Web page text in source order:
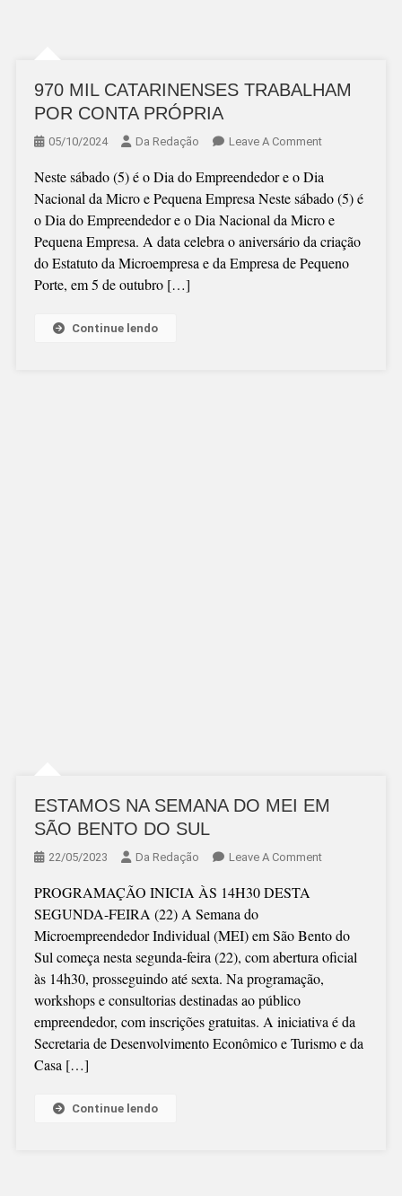
970 MIL CATARINENSES TRABALHAM
POR CONTA PRÓPRIA
05/10/2024 Da Redação Leave A CommentOn
MIL
TRABALHAM
POR
CONTA
Neste sábado (5) é o Dia do Empreendedor e o Dia
Nacional da Micro e Pequena Empresa Neste sábado (5) é
o Dia do Empreendedor e o Dia Nacional da Micro e
Pequena Empresa. A data celebra o aniversário da criação
do Estatuto da Microempresa e da Empresa de Pequeno
Porte, em 5 de outubro […]
Continue lendo
ESTAMOS NA SEMANA DO MEI EM
SÃO BENTO DO SUL
22/05/2023 Da Redação Leave A CommentOn
DO
MEI
EM
BENTO
DO
PROGRAMAÇÃO INICIA ÀS 14H30 DESTA
SEGUNDA-FEIRA (22) A Semana do
Microempreendedor Individual (MEI) em São Bento do
Sul começa nesta segunda-feira (22), com abertura oficial
às 14h30, prosseguindo até sexta. Na programação,
workshops e consultorias destinadas ao público
empreendedor, com inscrições gratuitas. A iniciativa é da
Secretaria de Desenvolvimento Econômico e Turismo e da
Casa […]
Continue lendo